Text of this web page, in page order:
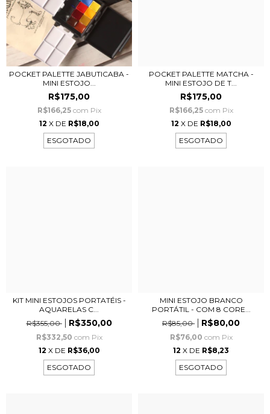
POCKET PALETTE JABUTICABA -
MINI ESTOJO...
R$175,00
R$166,25 com Pix
12 X DE R$18,00
ESGOTADO
POCKET PALETTE MATCHA -
MINI ESTOJO DE T...
R$175,00
R$166,25 com Pix
12 X DE R$18,00
ESGOTADO
KIT MINI ESTOJOS PORTATÉIS -
AQUARELAS C...
R$355,00
R$350,00
R$332,50 com Pix
12 X DE R$36,00
ESGOTADO
MINI ESTOJO BRANCO
PORTÁTIL - COM 8 CORE...
R$85,00
R$80,00
R$76,00 com Pix
12 X DE R$8,23
ESGOTADO